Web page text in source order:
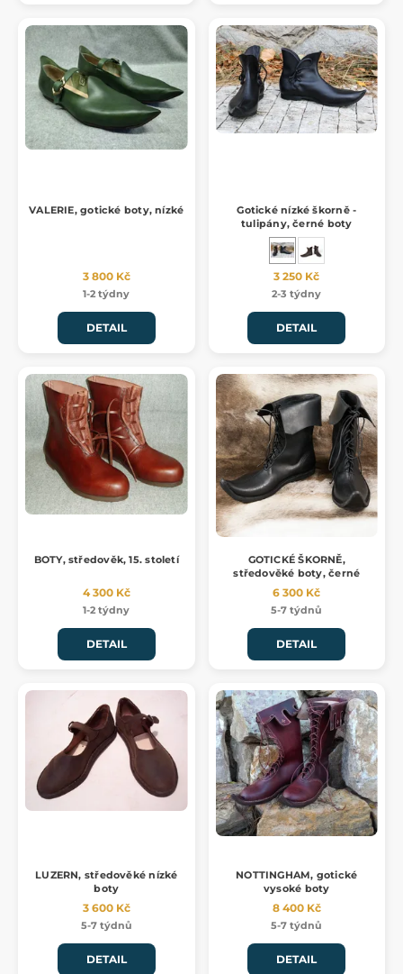
VALERIE, gotické boty, nízké
3 800 Kč
1-2 týdny
DETAIL
Gotické nízké škorně -
tulipány, černé boty
3 250 Kč
2-3 týdny
DETAIL
BOTY, středověk, 15. století
4 300 Kč
1-2 týdny
DETAIL
GOTICKÉ ŠKORNĚ,
středověké boty, černé
6 300 Kč
5-7 týdnů
DETAIL
LUZERN, středověké nízké
boty
3 600 Kč
5-7 týdnů
DETAIL
NOTTINGHAM, gotické
vysoké boty
8 400 Kč
5-7 týdnů
DETAIL